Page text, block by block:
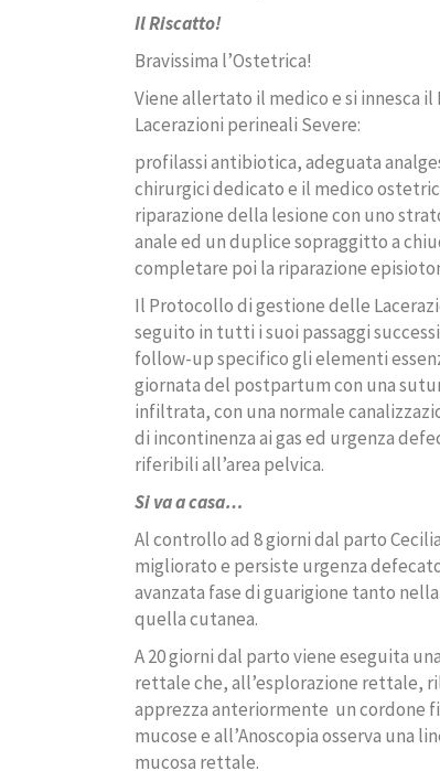
Il Riscatto!
Bravissima l’Ostetrica!
Viene allertato il medico e si innesca
Lacerazioni perineali Severe:
profilassi antibiotica, adeguata
chirurgici dedicato e il medico
riparazione della lesione con uno
anale ed un duplice sopraggitto a
completare poi la riparazione
Il Protocollo di gestione delle
seguito in tutti i suoi passaggi
follow-up specifico gli elementi
giornata del postpartum con una
infiltrata, con una normale
di incontinenza ai gas ed urgenza
riferibili all’area pelvica.
Si va a casa…
Al controllo ad 8 giorni dal parto
migliorato e persiste urgenza
avanzata fase di guarigione tanto
quella cutanea.
A 20 giorni dal parto viene eseguita
rettale che, all’esplorazione rettale,
apprezza anteriormente un cordone
mucose e all’Anoscopia osserva una
mucosa rettale.